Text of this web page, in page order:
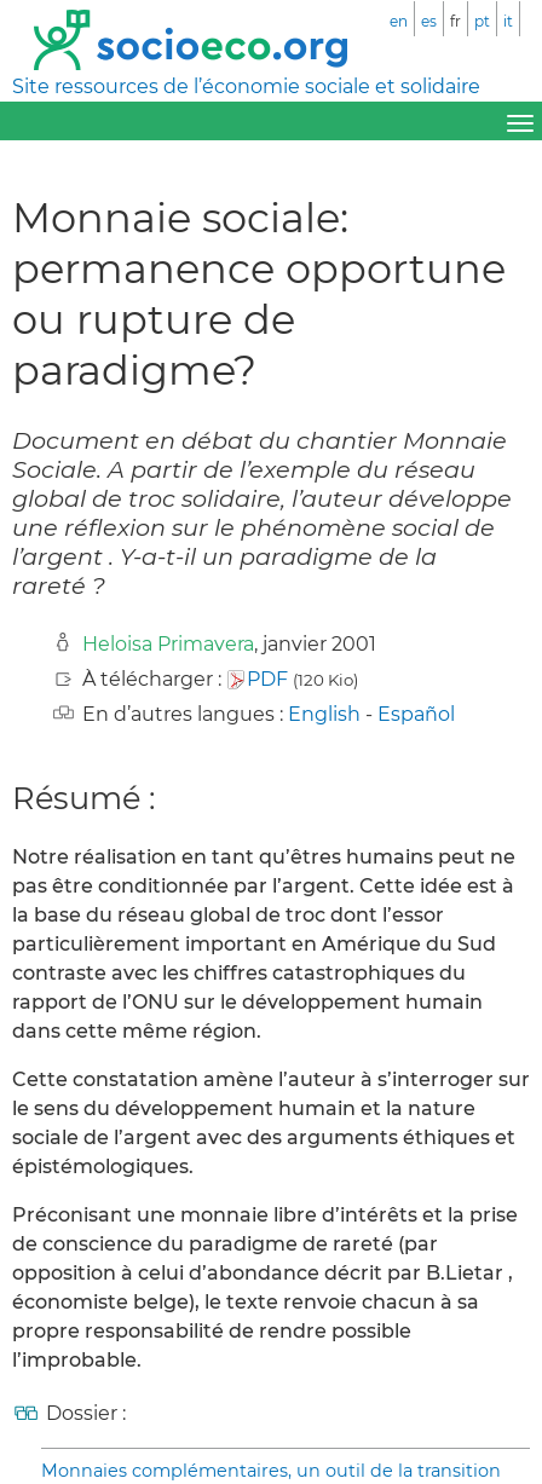
Site ressources de l’économie sociale et solidaire
en es fr pt it
Monnaie sociale:
permanence opportune
ou rupture de
paradigme?
Document en débat du chantier Monnaie
Sociale. A partir de l’exemple du réseau
global de troc solidaire, l’auteur développe
une réflexion sur le phénomène social de
l’argent . Y-a-t-il un paradigme de la
rareté ?
Heloisa Primavera, janvier 2001
À télécharger :
PDF (120 Kio)
En d’autres langues : English - Español
Résumé :
Notre réalisation en tant qu’êtres humains peut ne
pas être conditionnée par l’argent. Cette idée est à
la base du réseau global de troc dont l’essor
particulièrement important en Amérique du Sud
contraste avec les chiffres catastrophiques du
rapport de l’ONU sur le développement humain
dans cette même région.
Cette constatation amène l’auteur à s’interroger sur
le sens du développement humain et la nature
sociale de l’argent avec des arguments éthiques et
épistémologiques.
Préconisant une monnaie libre d’intérêts et la prise
de conscience du paradigme de rareté (par
opposition à celui d’abondance décrit par B.Lietar ,
économiste belge), le texte renvoie chacun à sa
propre responsabilité de rendre possible
l’improbable.
Dossier :
Monnaies complémentaires, un outil de la transition